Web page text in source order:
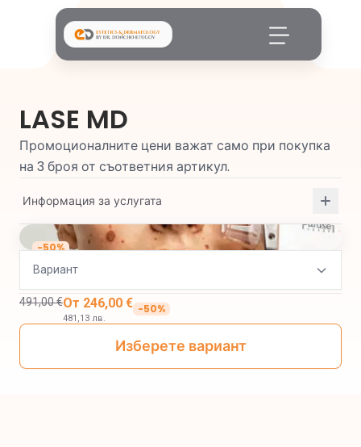
LASE MD
Промоционалните цени важат само при покупка
на 3 броя от съответния артикул.
Информация за услугата
-50%
Вариант
491,00 €От 246,00 €
481,13 лв.
-50%
Изберете вариант